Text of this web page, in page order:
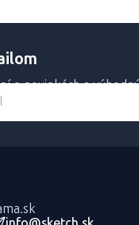
o novinkách a